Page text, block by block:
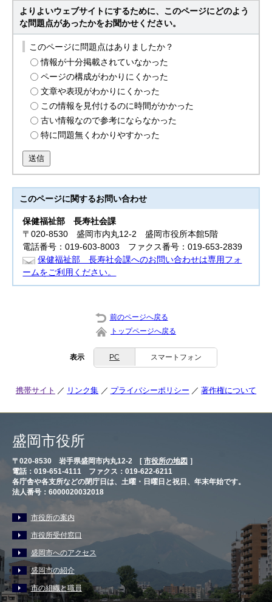
よりよいウェブサイトにするために、このページにどのよう
な問題点があったかをお聞かせください。
このページに問題点はありましたか？
情報が十分掲載されていなかった
ページの構成がわかりにくかった
文章や表現がわかりにくかった
この情報を見付けるのに時間がかかった
古い情報なので参考にならなかった
特に問題無くわかりやすかった
送信
このページに関するお問い合わせ
保健福祉部長寿社会課
〒020-8530 盛岡市内丸12-2 盛岡市役所本館5階
電話番号：019-603-8003 ファクス番号：019-653-2839
保健福祉部 長寿社会課へのお問い合わせは専用フォ
ームをご利用ください。
前のページへ戻る
トップページへ戻る
表示 PC スマートフォン
携帯サイト リンク集 プライバシーポリシー 著作権について
盛岡市役所
〒020-8530 岩手県盛岡市内丸12-2 [ 市役所の地図 ］
電話：019-651-4111 ファクス：019-622-6211
各庁舎や各支所などの閉庁日は、土曜・日曜日と祝日、年末年始です。
法人番号：6000020032018
市役所の案内
市役所受付窓口
盛岡市へのアクセス
盛岡市の紹介
市の組織と職員